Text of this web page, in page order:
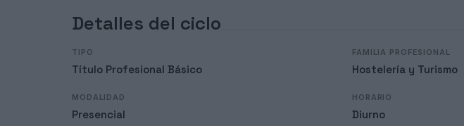
Detalles del ciclo
TIPO
Título Profesional Básico
FAMILIA PROFESIONAL
Hostelería y Turismo
MODALIDAD
Presencial
HORARIO
Diurno